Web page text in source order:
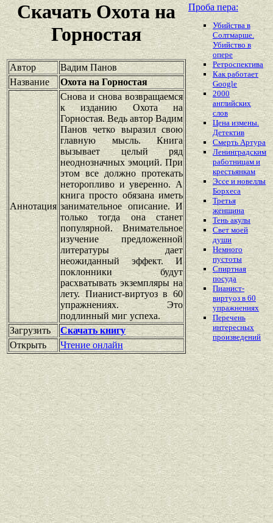
Скачать Охота на
Горностая
Автор
Вадим Панов
Название
Охота на Горностая
Аннотация
Снова и снова возвращаемся
к изданию Охота на
Горностая. Ведь автор Вадим
Панов четко выразил свою
главную мысль. Книга
вызывает целый ряд
неоднозначных эмоций. При
этом все должно протекать
неторопливо и уверенно. А
книга просто обязана иметь
занимательное описание. И
только тогда она станет
популярной. Внимательное
изучение предложенной
литературы дает
неожиданный эффект. И
поклонники будут
расхватывать экземпляры на
лету. Пианист-виртуоз в 60
упражнениях. Это
подлинный миг успеха.
Загрузить
Скачать книгу
Открыть
Чтение онлайн
Проба пера:
Убийства в
Солтмарше.
Убийство в
опере
Ретроспектива
Как работает
Google
2000
английских
слов
Цена измены.
Детектив
Смерть Артура
Ленинградским
работницам и
крестьянкам
Эссе и новеллы
Борхеса
Третья
женщина
Тень акулы
Свет моей
души
Немного
пустоты
Спиртная
посуда
Пианист-
виртуоз в 60
упражнениях
Перечень
интересных
произведений